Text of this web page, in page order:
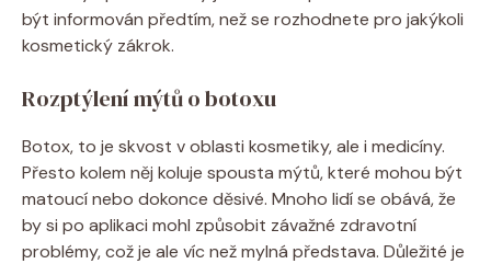
být informován předtím, než se rozhodnete pro jakýkoli
kosmetický zákrok.
Rozptýlení mýtů o botoxu
Botox, to je skvost v oblasti kosmetiky, ale i medicíny.
Přesto kolem něj koluje spousta mýtů, které mohou být
matoucí nebo dokonce děsivé. Mnoho lidí se obává, že
by si po aplikaci mohl způsobit závažné zdravotní
problémy, což je ale víc než mylná představa. Důležité je